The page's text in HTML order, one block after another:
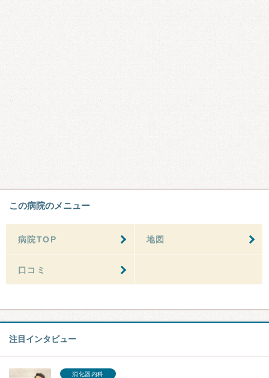
この病院のメニュー
病院TOP 地図
口コミ
注目インタビュー
消化器内科